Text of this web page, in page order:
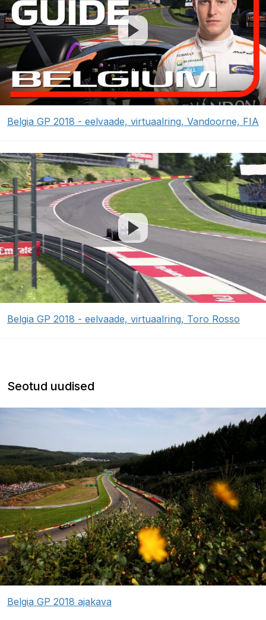
Belgia GP 2018 - eelvaade, virtuaalring, Vandoorne, FIA
Belgia GP 2018 - eelvaade, virtuaalring, Toro Rosso
Seotud uudised
Belgia GP 2018 ajakava